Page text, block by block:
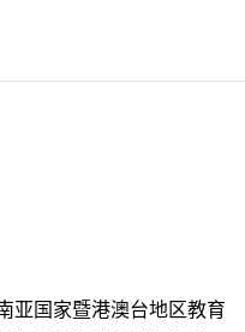
亚国家暨港澳台地区教育